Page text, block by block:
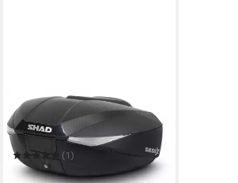
SHAD
Handgepäck-Topcase SH58X
Topcase
(1)
277,42 € 319,90 €